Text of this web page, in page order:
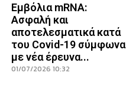
Εμβόλια mRNA:
Ασφαλή και
αποτελεσματικά κατά
του Covid-19 σύμφωνα
με νέα έρευνα...
01/07/2026 10:32